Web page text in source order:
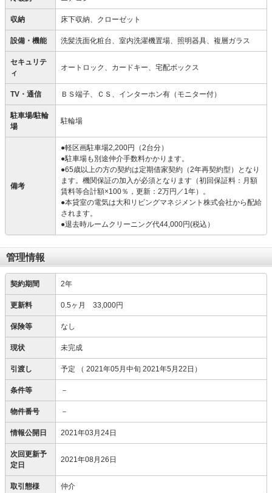
収納 床下収納、クローゼット
設備・機能 洗髪洗面化粧台、室内洗濯機置場、照明器具、複層ガラス
セキュリテ
ィ
オートロック、カードキー、宅配ボックス
TV・通信 ＢＳ端子、ＣＳ、インターホン有（モニター付）
駐車場/駐輪
場
駐輪場
備考
●軽区画駐車場2,200円（2台分）
●駐車場も別途仲介手数料かかります。
●65歳以上の方の契約は定期借家契約（2年再契約型）となり
ます。機関保証の加入が必須となります（初回保証料：月額
賃料等合計額×100％，更新：2万円／1年）。
●本貸室の電気は大和リビングマネジメント株式会社から配給
されます。
●退去時ルームクリーニング代44,000円(税込）
管理情報
契約期間 2年
更新料 0.5ヶ月 33,000円
保険等 なし
現状 未完成
引渡し 予定 （ 2021年05月中旬 2021年5月22日）
条件等 －
物件番号 －
情報公開日 2021年03月24日
次回更新予
定日
2021年08月26日
取引態様 仲介